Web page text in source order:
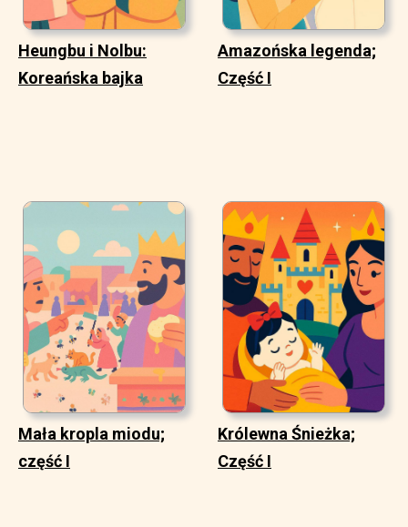
Heungbu i Nolbu:
Koreańska bajka
Amazońska legenda;
Część I
Mała kropla miodu;
część I
Królewna Śnieżka;
Część I